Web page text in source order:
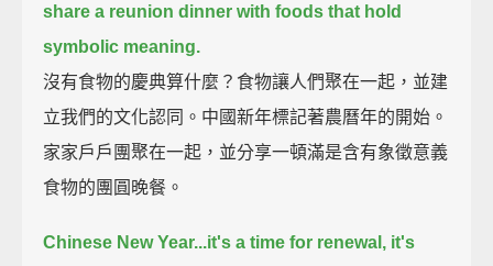
share a reunion dinner with foods that hold
symbolic meaning.
沒有食物的慶典算什麼？食物讓人們聚在一起，並建
立我們的文化認同。中國新年標記著農曆年的開始。
家家戶戶團聚在一起，並分享一頓滿是含有象徵意義
食物的團圓晚餐。
Chinese New Year...it's a time for renewal, it's